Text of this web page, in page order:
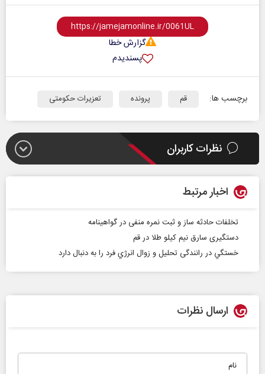
گزارش خطا
پسندیدم
برچسب ها: قم پرونده تعزیرات حکومتی
نظرات کاربران
اخبار مرتبط
تخلفات حادثه ساز و ثبت نمره منفی در گواهینامه
دستگیری سارق نیم کیلو طلا در قم
خستگي در رانندگی تحليل و زوال انرژي فرد را به دنبال دارد
ارسال نظرات